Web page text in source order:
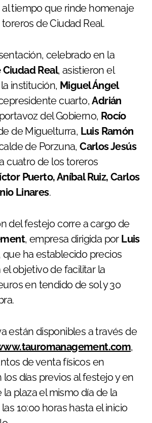
tiempo que rinde homenaje
de Ciudad Real.
celebrado en la
Real, asistieron el
institución, Miguel Ángel
cuarto,Adrián
del Gobierno, Rocío
de Miguelturra, Luis Ramón
de Porzuna,Carlos Jesús
cuatro de los toreros
Puerto, Aníbal Ruiz, Carlos
Linares.
del festejo corre a cargo de
, empresa dirigida por Luis
que ha establecido precios
objetivo de facilitar la
en tendido de sol y 30
están disponibles a través de
,
de venta físicos en
días previos al festejo y en
la plaza el mismo día de la
10:00 horas hasta el inicio